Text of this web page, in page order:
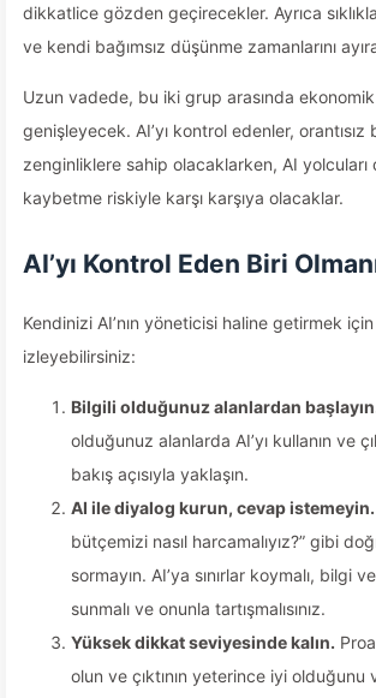
dikkatlice gözden geçirecekler. Ayrıca
ve kendi bağımsız düşünme zamanlarını
Uzun vadede, bu iki grup arasında
genişleyecek. AI’yı kontrol edenler, orantısız
zenginliklere sahip olacaklarken, AI yolcuları
kaybetme riskiyle karşı karşıya olacaklar.
AI’yı Kontrol Eden Biri
Kendinizi AI’nın yöneticisi haline getirmek için
izleyebilirsiniz:
Bilgili olduğunuz alanlardan
olduğunuz alanlarda AI’yı kullanın ve
bakış açısıyla yaklaşın.
AI ile diyalog kurun, cevap istemeyin.
bütçemizi nasıl harcamalıyız?” gibi
sormayın. AI’ya sınırlar koymalı, bilgi
sunmalı ve onunla tartışmalısınız.
Yüksek dikkat seviyesinde kalın.
olun ve çıktının yeterince iyi olduğunu